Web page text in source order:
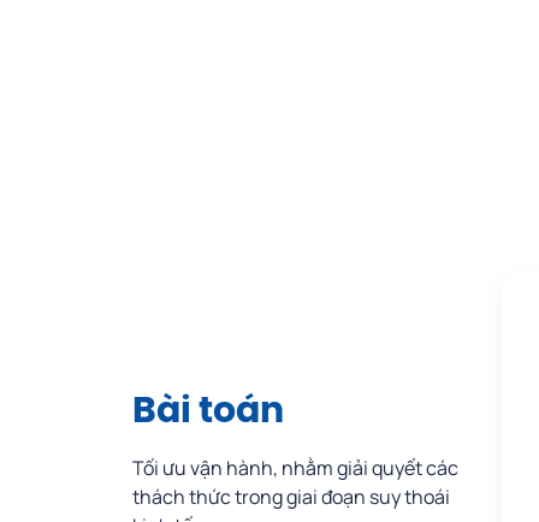
Bài toán
Tối ưu vận hành, nhằm giải quyết các
thách thức trong giai đoạn suy thoái